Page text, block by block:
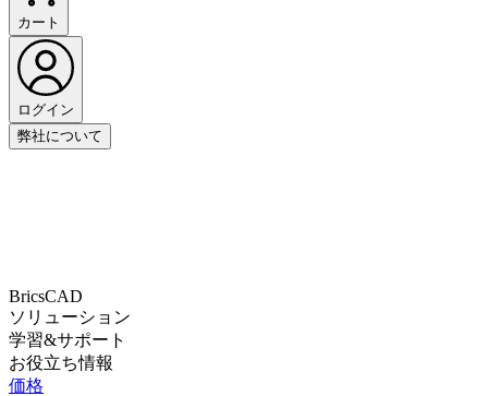
カート
ログイン
弊社について
BricsCAD
ソリューション
学習&サポート
お役立ち情報
価格